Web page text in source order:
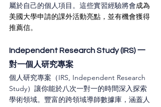
屬於自己的個人項目。這些實習經驗將會成為
美國大學申請的課外活動亮點，並有機會獲得
推薦信。
Independent Research Study (IRS) 一
對一個人研究專案
個人研究專案（IRS, Independent Research
Study）讓你能於八次一對一的時間深入探索
學術領域。豐富的跨領域導師數據庫，涵蓋人